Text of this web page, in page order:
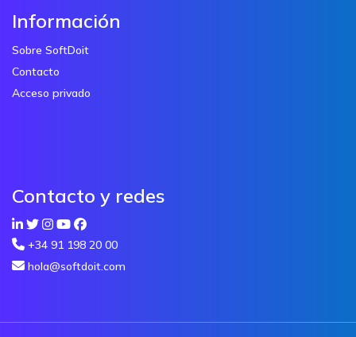
Información
Sobre SoftDoit
Contacto
Acceso privado
Contacto y redes
+34 91 198 20 00
hola@softdoit.com